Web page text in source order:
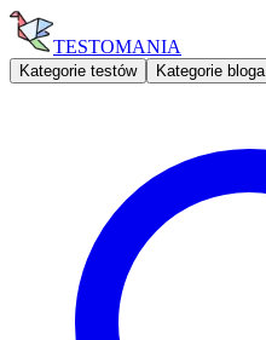
TESTOMANIA
Kategorie testów Kategorie bloga